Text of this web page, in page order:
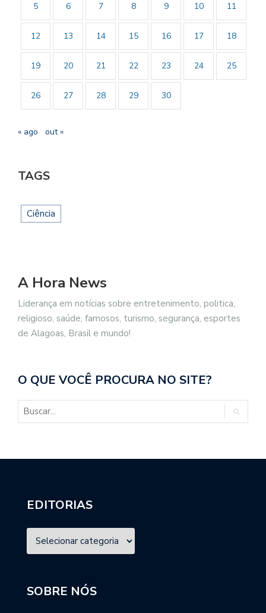
5 6 7 8 9 10 11
12 13 14 15 16 17 18
19 20 21 22 23 24 25
26 27 28 29 30
« ago out »
TAGS
Ciência
A Hora News
Liderança em notícias sobre entretenimento, politica,
religioso, saúde, famosos, turismo, segurança, esportes
de Alagoas, Brasil e mundo!
O QUE VOCÊ PROCURA NO SITE?
EDITORIAS
SOBRE NÓS